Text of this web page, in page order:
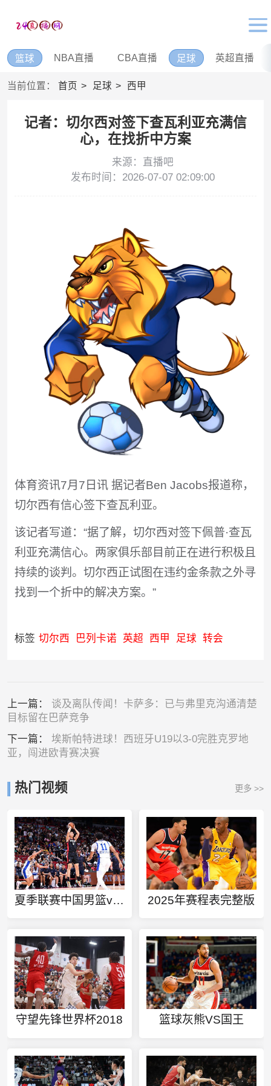
篮球 NBA直播 CBA直播 足球 英超直播
当前位置： 首页 足球 西甲
记者：切尔西对签下查瓦利亚充满信
心，在找折中方案
来源：直播吧
发布时间：2026-07-07 02:09:00
体育资讯7月7日讯 据记者Ben Jacobs报道称，
切尔西有信心签下查瓦利亚。
该记者写道：“据了解，切尔西对签下佩普·查瓦
利亚充满信心。两家俱乐部目前正在进行积极且
持续的谈判。切尔西正试图在违约金条款之外寻
找到一个折中的解决方案。”
标签 切尔西 巴列卡诺 英超 西甲 足球 转会
上一篇： 谈及离队传闻！卡萨多：已与弗里克沟通清楚
目标留在巴萨竞争
下一篇： 埃斯帕特进球！西班牙U19以3-0完胜克罗地
亚，闯进欧青赛决赛
热门视频 更多 >>
夏季联赛中国男篮vs黄蜂全场回放 2025年赛程表完整版
守望先锋世界杯2018 篮球灰熊VS国王